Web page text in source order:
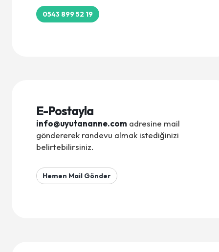
Cansu Göçer - Elif Defne
0543 899 52 19
E-Postayla
info@uyutananne.com adresine mail
göndererek randevu almak istediğinizi
belirtebilirsiniz.
Hemen Mail Gönder